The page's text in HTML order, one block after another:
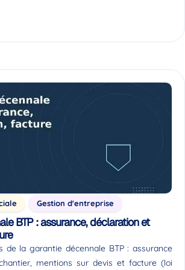
Gestion d'entreprise
BTP : assurance, déclaration et
de la garantie décennale BTP : assurance
mentions sur devis et facture (loi